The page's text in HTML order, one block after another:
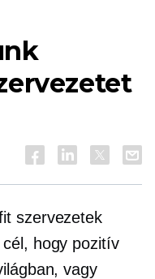
szervezetek
hogy pozitív
vagy